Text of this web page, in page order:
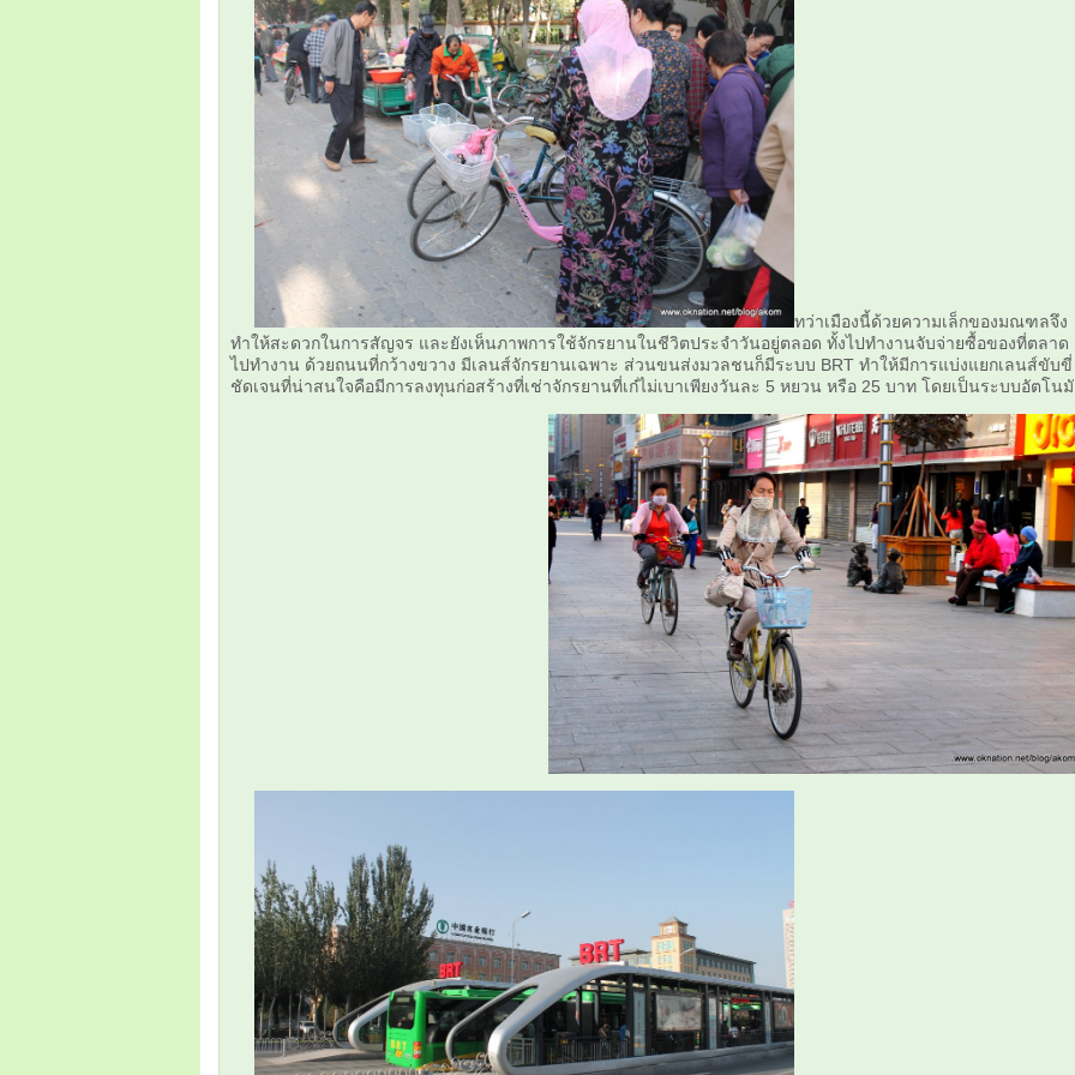
ทว่าเมืองนี้ด้วยความเล็กของมณฑลจึง
ทำให้สะดวกในการสัญจร และยังเห็นภาพการใช้จักรยานในชีวิตประจำวันอยู่ตลอด ทั้งไปทำงานจับจ่ายซื้อของที่ตลาด
ไปทำงาน ด้วยถนนที่กว้างขวาง มีเลนส์จักรยานเฉพาะ ส่วนขนส่งมวลชนก็มีระบบ BRT ทำให้มีการแบ่งแยกเลนส์ขับขี่
ชัดเจนที่น่าสนใจคือมีการลงทุนก่อสร้างที่เช่าจักรยานที่เก๋ไม่เบาเพียงวันละ 5 หยวน หรือ 25 บาท โดยเป็นระบบอัตโน